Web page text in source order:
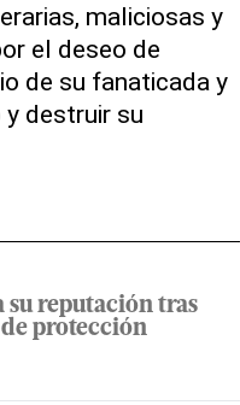
maliciosas y
el deseo de
de su fanaticada y
destruir su
reputación tras
protección